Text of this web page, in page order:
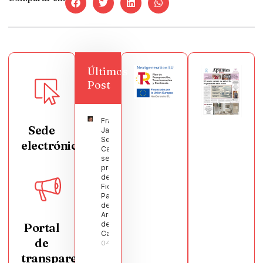
Sede
electrónica
Portal
de
transparencia
Últimos
Post
Francisco
Javier
Segura
Castellanos
será el
pregonero
de las
Fiestas
Patronales
de
Argamasilla
de
Calatrava
04/08/2026